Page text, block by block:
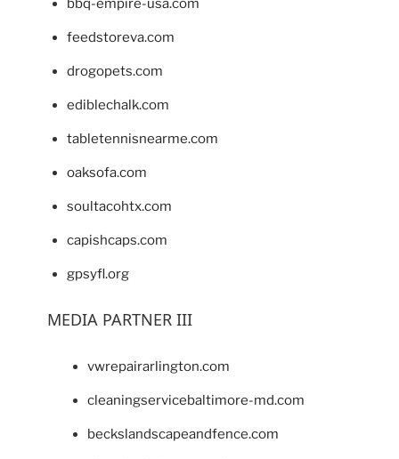
bbq-empire-usa.com
feedstoreva.com
drogopets.com
ediblechalk.com
tabletennisnearme.com
oaksofa.com
soultacohtx.com
capishcaps.com
gpsyfl.org
MEDIA PARTNER III
vwrepairarlington.com
cleaningservicebaltimore-md.com
beckslandscapeandfence.com